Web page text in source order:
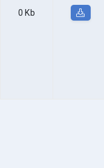
0 Kb